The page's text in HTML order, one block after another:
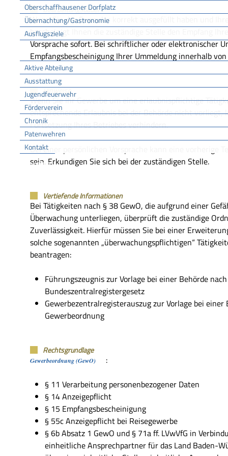
Oberschaffhausener Dorfplatz
Übernachtung/Gastronomie
Ausflugsziele
FFW
Aktive Abteilung
Ausstattung
Jugendfeuerwehr
Förderverein
Chronik
Patenwehren
Kontakt
Vereine
Bearbeitungsdauer
Wenn Sie das Formular korrekt ausgefüllt haben und
bescheinigt Ihnen die zuständige Stelle den Empfang
Vorsprache sofort. Bei schriftlicher oder elektronischer
Empfangsbescheinigung Ihrer Ummeldung innerhalb von
Hinweise
Wenn Sie Ihr Gewerbe um eine erlaubnispflichtige
entsprechende Erlaubnis bei der Behörde nicht vorliegt,
Fortsetzung Ihres Betriebes verhindern.
Bei einer persönlichen Vorsprache kann eine vorherige
sein. Erkundigen Sie sich bei der zuständigen Stelle.
Vertiefende Informationen
Bei Tätigkeiten nach § 38 GewO, die aufgrund einer
Überwachung unterliegen, überprüft diezuständige
Zuverlässigkeit. Hierfür müssen Sie bei einer
solche sogenannten „überwachungspflichtigen“
beantragen:
Führungszeugnis zur Vorlage bei einer Behörde
Bundeszentralregistergesetz
Gewerbezentralregisterauszug zur Vorlage bei
Gewerbeordnung
Rechtsgrundlage
Gewerbeordnung (GewO)
:
§ 11 Verarbeitung personenbezogener Daten
§ 14 Anzeigepflicht
§ 15 Empfangsbescheinigung
§ 55c Anzeigepflicht bei Reisegewerbe
§ 6b Absatz 1 GewO und§ 71a ff. LVwVfG in
einheitliche Ansprechpartner für das Land Baden-